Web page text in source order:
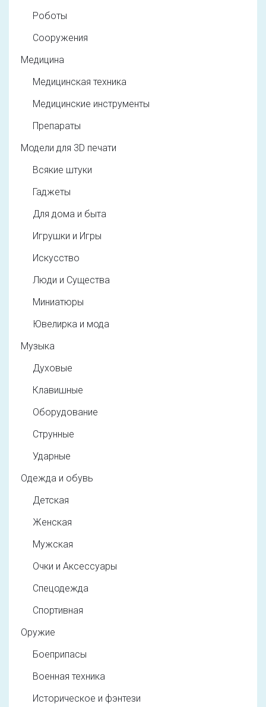
Роботы
Сооружения
Медицина
Медицинская техника
Медицинские инструменты
Препараты
Модели для 3D печати
Всякие штуки
Гаджеты
Для дома и быта
Игрушки и Игры
Искусство
Люди и Существа
Миниатюры
Ювелирка и мода
Музыка
Духовые
Клавишные
Оборудование
Струнные
Ударные
Одежда и обувь
Детская
Женская
Мужская
Очки и Аксессуары
Спецодежда
Спортивная
Оружие
Боеприпасы
Военная техника
Историческое и фэнтези